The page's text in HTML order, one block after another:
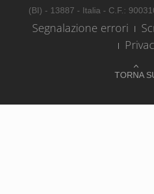
TORNA
(BI) - 13887 - Italia - C.F.:
Segnalazione errori